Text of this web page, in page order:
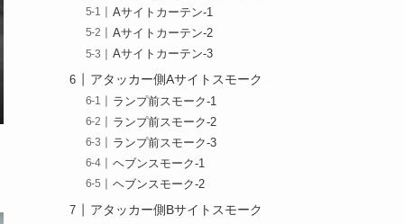
Aサイトカーテン-1
Aサイトカーテン-2
Aサイトカーテン-3
アタッカー側Aサイトスモーク
ランプ前スモーク-1
ランプ前スモーク-2
ランプ前スモーク-3
ヘブンスモーク-1
ヘブンスモーク-2
アタッカー側Bサイトスモーク